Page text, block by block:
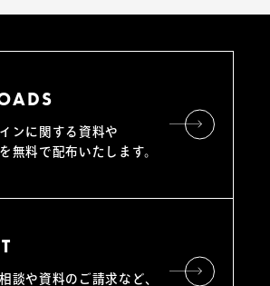
ンに関する資料や
無料で配布いたします。
談や資料のご請求など、